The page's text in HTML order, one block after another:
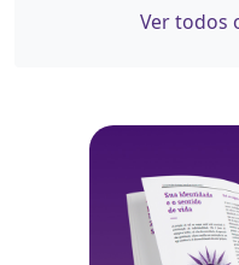
Ver todos